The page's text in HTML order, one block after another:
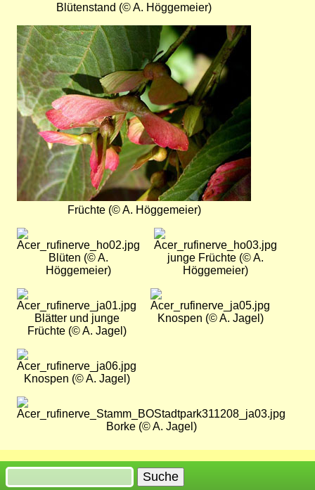
Blütenstand (© A. Höggemeier)
Bild
Früchte (© A. Höggemeier)
Bild
Blüten (© A.
Höggemeier)
Bild
junge Früchte (© A.
Höggemeier)
Bild
Blätter und junge
Früchte (© A. Jagel)
Bild
Knospen (© A. Jagel)
Bild
Knospen (© A. Jagel)
Bild
Borke (© A. Jagel)
Suche